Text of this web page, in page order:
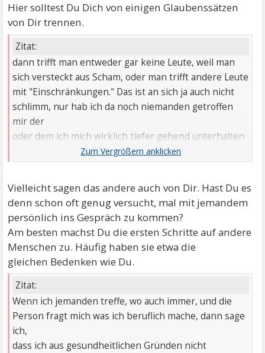
Hier solltest Du Dich von einigen Glaubenssätzen
von Dir trennen.
Zitat:
dann trifft man entweder gar keine Leute, weil man
sich versteckt aus Scham, oder man trifft andere Leute
mit "Einschränkungen." Das ist an sich ja auch nicht
schlimm, nur hab ich da noch niemanden getroffen
mir der
oder dem ich mich wirklich tiefer gehend unterhalten
konnte bzw. eine Beziehung eingehen würde.
Vielleicht sagen das andere auch von Dir. Hast Du es
denn schon oft genug versucht, mal mit jemandem
persönlich ins Gespräch zu kommen?
Am besten machst Du die ersten Schritte auf andere
Menschen zu. Häufig haben sie etwa die
gleichen Bedenken wie Du.
Zitat:
Wenn ich jemanden treffe, wo auch immer, und die
Person fragt mich was ich beruflich mache, dann sage
ich,
dass ich aus gesundheitlichen Gründen nicht